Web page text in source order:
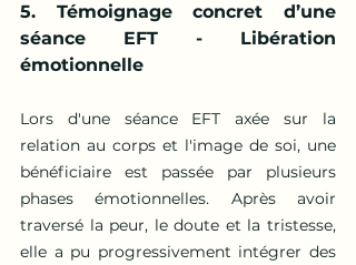
5. Témoignage concret d’une
séance EFT - Libération
émotionnelle
Lors d'une séance EFT axée sur la
relation au corps et l'image de soi, une
bénéficiaire est passée par plusieurs
phases émotionnelles. Après avoir
traversé la peur, le doute et la tristesse,
elle a pu progressivement intégrer des